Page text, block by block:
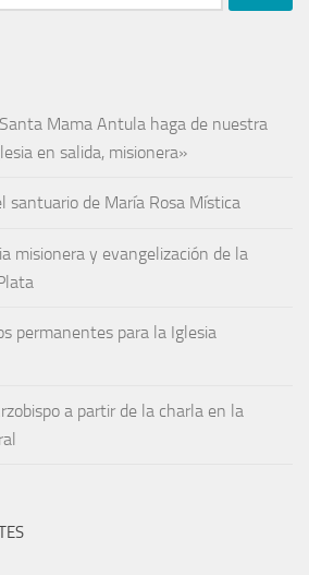
Mama Antula haga de nuestra
en salida, misionera»
santuario de María Rosa Mística
misionera y evangelización de la
permanentes para la Iglesia
a partir de la charla en la